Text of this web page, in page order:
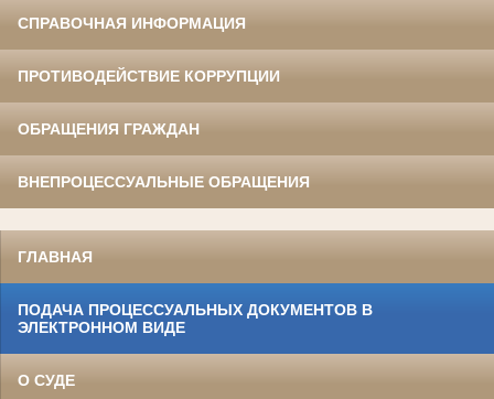
СПРАВОЧНАЯ ИНФОРМАЦИЯ
ПРОТИВОДЕЙСТВИЕ КОРРУПЦИИ
ОБРАЩЕНИЯ ГРАЖДАН
ВНЕПРОЦЕССУАЛЬНЫЕ ОБРАЩЕНИЯ
ГЛАВНАЯ
ПОДАЧА ПРОЦЕССУАЛЬНЫХ ДОКУМЕНТОВ В
ЭЛЕКТРОННОМ ВИДЕ
О СУДЕ